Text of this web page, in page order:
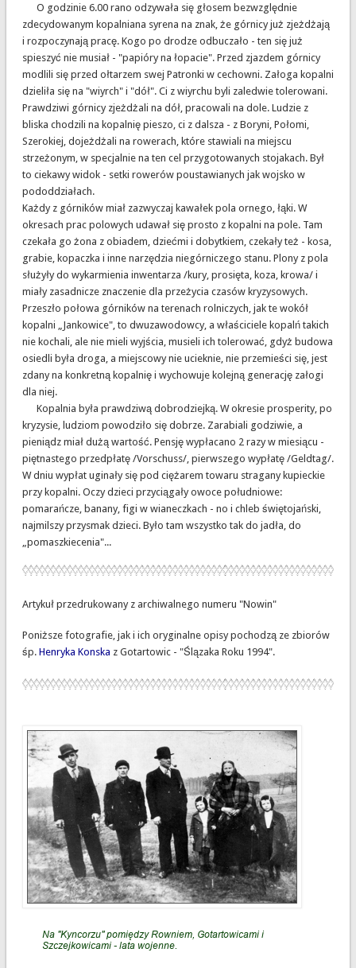
O godzinie 6.00 rano odzywała się głosem bezwzględnie
zdecydowanym kopalniana syrena na znak, że górnicy już zjeżdżają
i rozpoczynają pracę. Kogo po drodze odbuczało - ten się już
spieszyć nie musiał - "papióry na łopacie". Przed zjazdem górnicy
modlili się przed ołtarzem swej Patronki w cechowni. Załoga kopalni
dzieliła się na "wiyrch" i "dół". Ci z wiyrchu byli zaledwie tolerowani.
Prawdziwi górnicy zjeżdżali na dół, pracowali na dole. Ludzie z
bliska chodzili na kopalnię pieszo, ci z dalsza - z Boryni, Połomi,
Szerokiej, dojeżdżali na rowerach, które stawiali na miejscu
strzeżonym, w specjalnie na ten cel przygotowanych stojakach. Był
to ciekawy widok - setki rowerów poustawianych jak wojsko w
pododdziałach.
Każdy z górników miał zazwyczaj kawałek pola ornego, łąki. W
okresach prac polowych udawał się prosto z kopalni na pole. Tam
czekała go żona z obiadem, dziećmi i dobytkiem, czekały też - kosa,
grabie, kopaczka i inne narzędzia niegórniczego stanu. Plony z pola
służyły do wykarmienia inwentarza /kury, prosięta, koza, krowa/ i
miały zasadnicze znaczenie dla przeżycia czasów kryzysowych.
Przeszło połowa górników na terenach rolniczych, jak te wokół
kopalni „Jankowice", to dwuzawodowcy, a właściciele kopalń takich
nie kochali, ale nie mieli wyjścia, musieli ich tolerować, gdyż budowa
osiedli była droga, a miejscowy nie ucieknie, nie przemieści się, jest
zdany na konkretną kopalnię i wychowuje kolejną generację załogi
dla niej.
Kopalnia była prawdziwą dobrodziejką. W okresie prosperity, po
kryzysie, ludziom powodziło się dobrze. Zarabiali godziwie, a
pieniądz miał dużą wartość. Pensję wypłacano 2 razy w miesiącu -
piętnastego przedpłatę /Vorschuss/, pierwszego wypłatę /Geldtag/.
W dniu wypłat uginały się pod ciężarem towaru stragany kupieckie
przy kopalni. Oczy dzieci przyciągały owoce południowe:
pomarańcze, banany, figi w wianeczkach - no i chleb świętojański,
najmilszy przysmak dzieci. Było tam wszystko tak do jadła, do
„pomaszkiecenia"...
Artykuł przedrukowany z archiwalnego numeru "Nowin"
Poniższe fotografie, jak i ich oryginalne opisy pochodzą ze zbiorów
śp. Henryka Konska z Gotartowic - "Ślązaka Roku 1994".